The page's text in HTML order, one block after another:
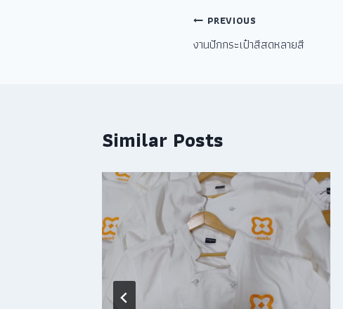
PREVIOUS
งานปักกระเป๋าสีสดหลายสี
Similar Posts